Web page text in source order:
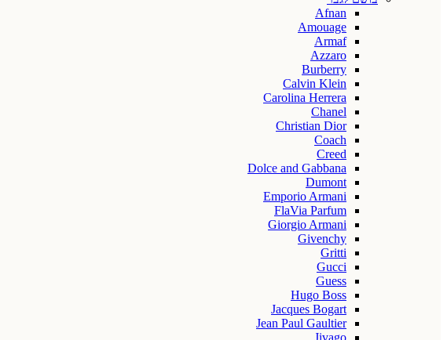
Afnan
Amouage
Armaf
Azzaro
Burberry
Calvin Klein
Carolina Herrera
Chanel
Christian Dior
Coach
Creed
Dolce and Gabbana
Dumont
Emporio Armani
FlaVia Parfum
Giorgio Armani
Givenchy
Gritti
Gucci
Guess
Hugo Boss
Jacques Bogart
Jean Paul Gaultier
Jivago